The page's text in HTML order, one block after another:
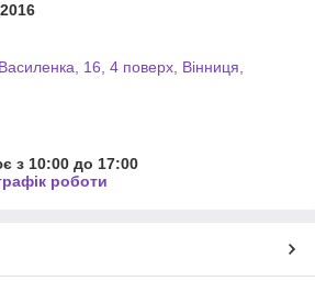
16, 4 поверх, Вінниця,
з 10:00 до 17:00
роботи